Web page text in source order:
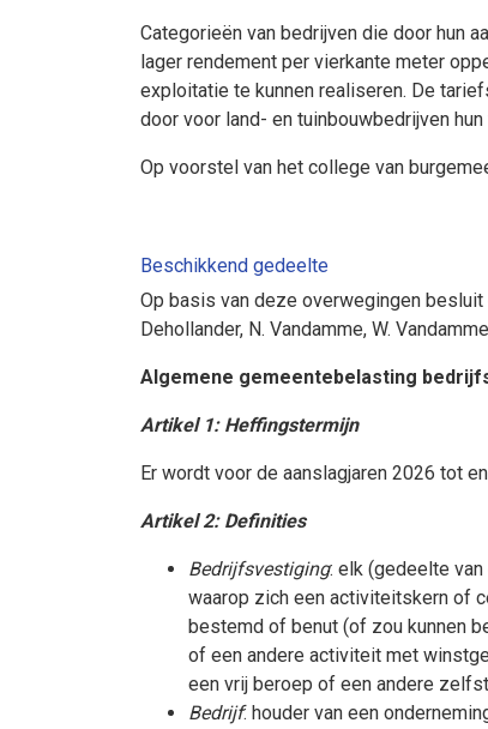
Categorieën van bedrijven die door hun
lager rendement per vierkante meter
exploitatie te kunnen realiseren. De
door voor land- en tuinbouwbedrijven
Op voorstel van het college van
Beschikkend gedeelte
Op basis van deze overwegingen
Dehollander, N. Vandamme, W.
Algemene gemeentebelasting
Artikel 1: Heffingstermijn
Er wordt voor de aanslagjaren 2026 tot
Artikel 2: Definities
Bedrijfsvestiging: elk (gedeelte
waarop zich een activiteitskern of
bestemd of benut (of zou kunnen
of een andere activiteit met
een vrij beroep of een andere
Bedrijf: houder van een